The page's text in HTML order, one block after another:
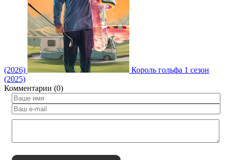
(2026)
Король гольфа 1 сезон
(2025)
Комментарии (0)